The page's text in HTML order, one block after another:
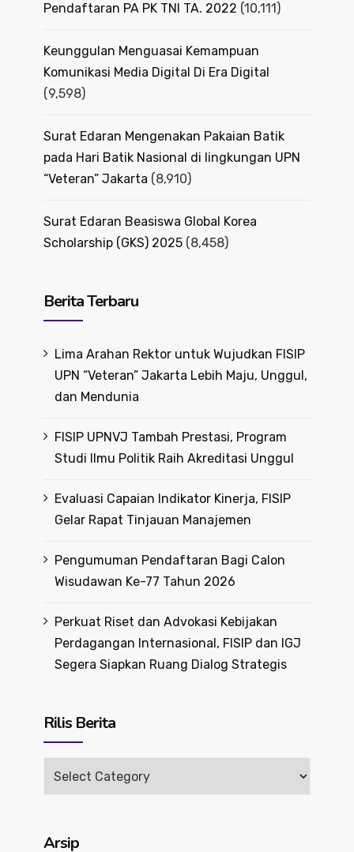
Pendaftaran PA PK TNI TA. 2022 (10,111)
Keunggulan Menguasai Kemampuan
Komunikasi Media Digital Di Era Digital
(9,598)
Surat Edaran Mengenakan Pakaian Batik
pada Hari Batik Nasional di lingkungan UPN
“Veteran” Jakarta (8,910)
Surat Edaran Beasiswa Global Korea
Scholarship (GKS) 2025 (8,458)
Berita Terbaru
Lima Arahan Rektor untuk Wujudkan FISIP
UPN “Veteran” Jakarta Lebih Maju, Unggul,
dan Mendunia
FISIP UPNVJ Tambah Prestasi, Program
Studi Ilmu Politik Raih Akreditasi Unggul
Evaluasi Capaian Indikator Kinerja, FISIP
Gelar Rapat Tinjauan Manajemen
Pengumuman Pendaftaran Bagi Calon
Wisudawan Ke-77 Tahun 2026
Perkuat Riset dan Advokasi Kebijakan
Perdagangan Internasional, FISIP dan IGJ
Segera Siapkan Ruang Dialog Strategis
Rilis Berita
Rilis
Arsip